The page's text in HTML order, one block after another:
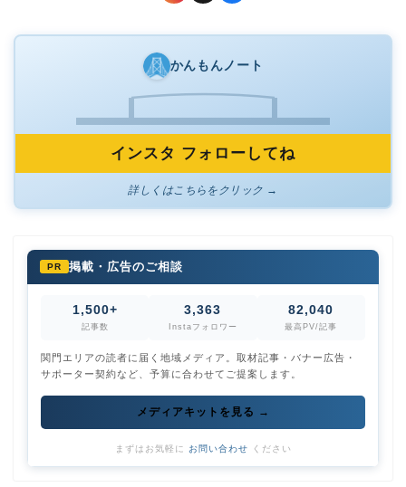
かんもんノート
インスタ フォローしてね
詳しくはこちらをクリック →
PR 掲載・広告のご相談
1,500+
記事数
3,363
Instaフォロワー
82,040
最高PV/記事
関門エリアの読者に届く地域メディア。取材記事・バナー広告・
サポーター契約など、予算に合わせてご提案します。
メディアキットを見る →
まずはお気軽に お問い合わせ ください